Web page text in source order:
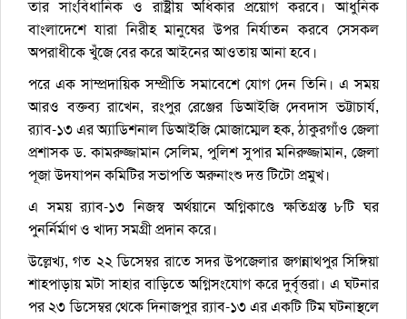
তার সাংবিধানিক ও রাষ্ট্রীয় অধিকার প্রয়োগ করবে। আধুনিক
বাংলাদেশে যারা নিরীহ মানুষের উপর নির্যাতন করবে সেসকল
অপরাধীকে খুঁজে বের করে আইনের আওতায় আনা হবে।
পরে এক সাম্প্রদায়িক সম্প্রীতি সমাবেশে যোগ দেন তিনি। এ সময়
আরও বক্তব্য রাখেন, রংপুর রেঞ্জের ডিআইজি দেবদাস ভট্টাচার্য,
র‌্যাব-১৩ এর অ্যাডিশনাল ডিআইজি মোজাম্মেল হক, ঠাকুরগাঁও জেলা
প্রশাসক ড. কামরুজ্জামান সেলিম, পুলিশ সুপার মনিরুজ্জামান, জেলা
পূজা উদযাপন কমিটির সভাপতি অরুনাংশু দত্ত টিটো প্রমুখ।
এ সময় র‌্যাব-১৩ নিজস্ব অর্থয়ানে অগ্নিকাণ্ডে ক্ষতিগ্রস্ত ৮টি ঘর
পুনর্নির্মাণ ও খাদ্য সমগ্রী প্রদান করে।
উল্লেখ্য, গত ২২ ডিসেম্বর রাতে সদর উপজেলার জগন্নাথপুর সিঙ্গিয়া
শাহপাড়ায় মটা সাহার বাড়িতে অগ্নিসংযোগ করে দুর্বৃত্তরা। এ ঘটনার
পর ২৩ ডিসেম্বর থেকে দিনাজপুর র‌্যাব-১৩ এর একটি টিম ঘটনাস্থলে